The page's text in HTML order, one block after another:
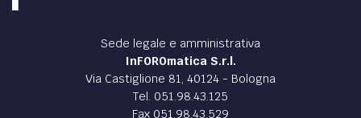
Sede legale e amministrativa
InFOROmatica S.r.l.
Via Castiglione 81, 40124 - Bologna
Tel. 051.98.43.125
Fax 051.98.43.529